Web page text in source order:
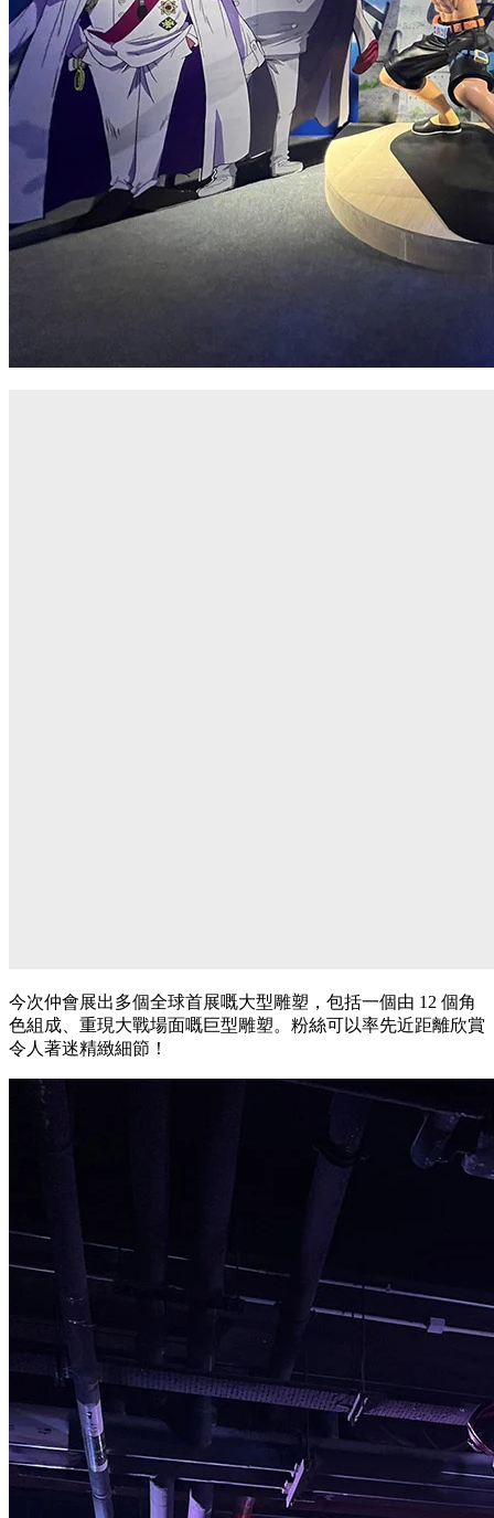
今次仲會展出多個全球首展嘅大型雕塑，包括一個由 12 個角
色組成、重現大戰場面嘅巨型雕塑。粉絲可以率先近距離欣賞
令人著迷精緻細節！